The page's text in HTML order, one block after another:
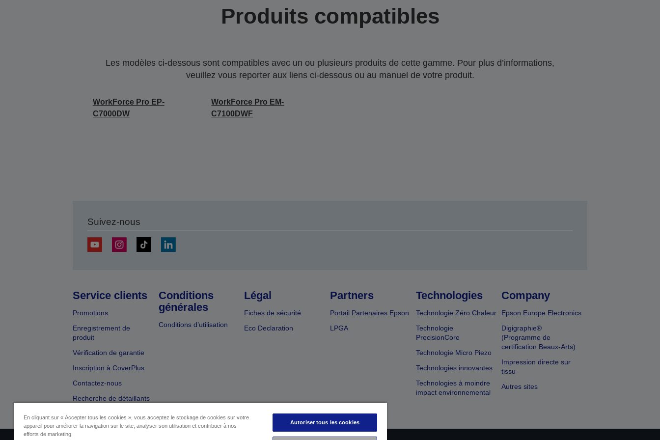
Produits compatibles
Les modèles ci-dessous sont compatibles avec un ou plusieurs produits de cette gamme. Pour plus d’informations,
veuillez vous reporter aux liens ci-dessous ou au manuel de votre produit.
WorkForce Pro EP-
C7000DW
WorkForce Pro EM-
C7100DWF
Suivez-nous
Service clients
Promotions
Enregistrement de
produit
Vérification de garantie
Inscription à CoverPlus
Contactez-nous
Recherche de détaillants
Conditions
générales
Conditions d’utilisation
Légal
Fiches de sécurité
Eco Declaration
Partners
Portail Partenaires Epson
LPGA
Technologies
Technologie Zéro Chaleur
Technologie
PrecisionCore
Technologie Micro Piezo
Technologies innovantes
Technologies à moindre
impact environnemental
Company
Epson Europe Electronics
Digigraphie®
(Programme de
certification Beaux-Arts)
Impression directe sur
tissu
Autres sites
En cliquant sur « Accepter tous les cookies », vous acceptez le stockage de cookies sur votre
appareil pour améliorer la navigation sur le site, analyser son utilisation et contribuer à nos
efforts de marketing.
Autoriser tous les cookies